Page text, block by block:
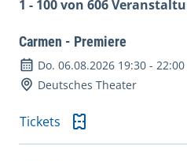
1 - 100 von 606
Carmen - Premiere
Do. 06.08.2026 19:30 -
Deutsches Theater
Tickets